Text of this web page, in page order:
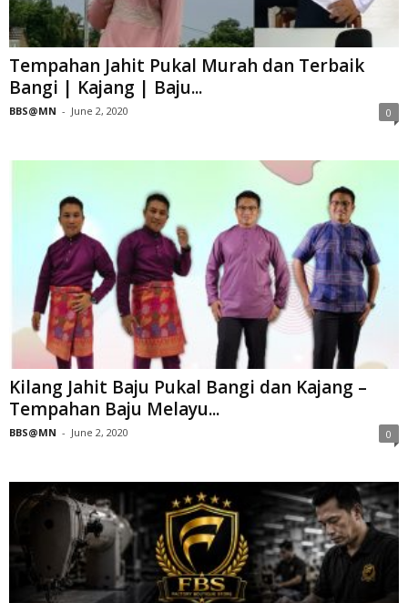
Tempahan Jahit Pukal Murah dan Terbaik
Bangi | Kajang | Baju...
BBS@MN - June 2, 2020 0
Kilang Jahit Baju Pukal Bangi dan Kajang –
Tempahan Baju Melayu...
BBS@MN - June 2, 2020 0